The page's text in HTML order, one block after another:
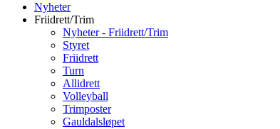
Nyheter
Friidrett/Trim
Nyheter - Friidrett/Trim
Styret
Friidrett
Turn
Allidrett
Volleyball
Trimposter
Gauldalsløpet